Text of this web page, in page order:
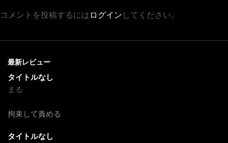
コメントを投稿するには ログイン してください。
最新レビュー
タイトルなし
まる
拘束して責める
タイトルなし